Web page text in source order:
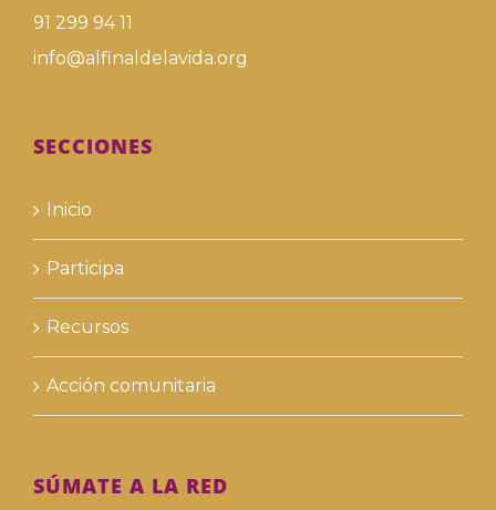
91 299 94 11
info@alfinaldelavida.org
SECCIONES
Inicio
Participa
Recursos
Acción comunitaria
SÚMATE A LA RED